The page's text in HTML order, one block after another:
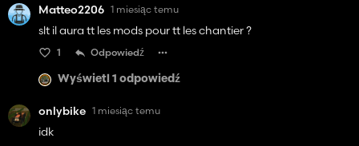
Matteo2206 1 miesiąc temu
slt il aura tt les mods pour tt les chantier ?
1 Odpowiedź
Wyświetl 1 odpowiedź
onlybike 1 miesiąc temu
idk